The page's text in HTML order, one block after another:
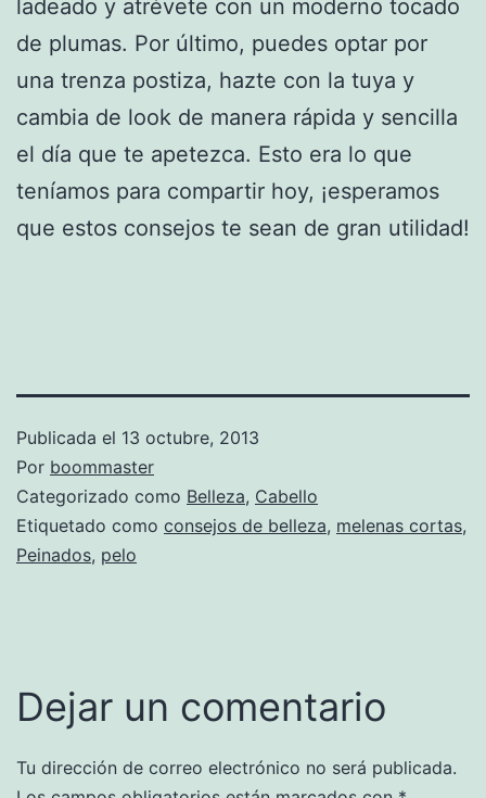
ladeado y atrévete con un moderno tocado
de plumas. Por último, puedes optar por
una trenza postiza, hazte con la tuya y
cambia de look de manera rápida y sencilla
el día que te apetezca. Esto era lo que
teníamos para compartir hoy, ¡esperamos
que estos consejos te sean de gran utilidad!
Publicada el 13 octubre, 2013
Por boommaster
Categorizado como Belleza, Cabello
Etiquetado como consejos de belleza, melenas cortas,
Peinados, pelo
Dejar un comentario
Tu dirección de correo electrónico no será publicada.